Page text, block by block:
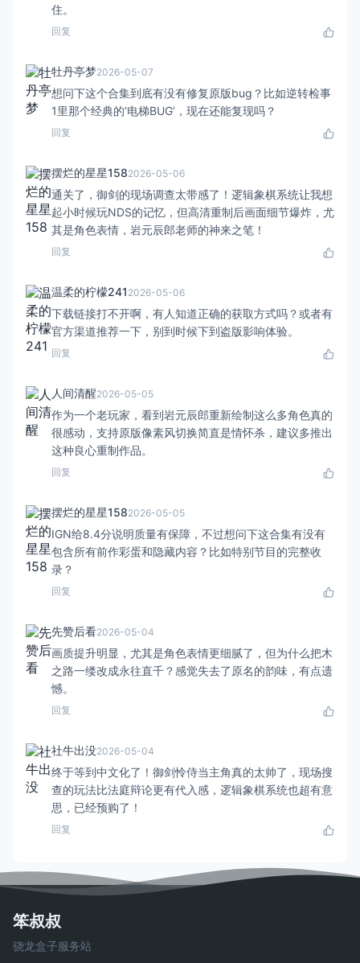
住。
回复
牡丹亭梦2026-05-07
想问下这个合集到底有没有修复原版bug？比如逆转检事
1里那个经典的‘电梯BUG’，现在还能复现吗？
回复
摆烂的星星1582026-05-06
通关了，御剑的现场调查太带感了！逻辑象棋系统让我想
起小时候玩NDS的记忆，但高清重制后画面细节爆炸，尤
其是角色表情，岩元辰郎老师的神来之笔！
回复
温柔的柠檬241 2026-05-06
下载链接打不开啊，有人知道正确的获取方式吗？或者有
官方渠道推荐一下，别到时候下到盗版影响体验。
回复
人间清醒2026-05-05
作为一个老玩家，看到岩元辰郎重新绘制这么多角色真的
很感动，支持原版像素风切换简直是情怀杀，建议多推出
这种良心重制作品。
回复
摆烂的星星1582026-05-05
IGN给8.4分说明质量有保障，不过想问下这合集有没有
包含所有前作彩蛋和隐藏内容？比如特别节目的完整收
录？
回复
先赞后看2026-05-04
画质提升明显，尤其是角色表情更细腻了，但为什么把木
之路一缕改成永往直千？感觉失去了原名的韵味，有点遗
憾。
回复
社牛出没2026-05-04
终于等到中文化了！御剑怜侍当主角真的太帅了，现场搜
查的玩法比法庭辩论更有代入感，逻辑象棋系统也超有意
思，已经预购了！
回复
笨叔叔
骁龙盒子服务站